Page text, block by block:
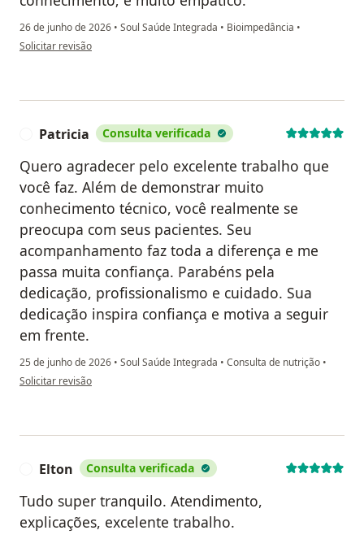
26 de junho de 2026 • Soul Saúde Integrada • Bioimpedância •
na opinião do utilizador Luiz Plácido
Solicitar revisão
Patricia Consulta verificada
Quero agradecer pelo excelente trabalho que
você faz. Além de demonstrar muito
conhecimento técnico, você realmente se
preocupa com seus pacientes. Seu
acompanhamento faz toda a diferença e me
passa muita confiança. Parabéns pela
dedicação, profissionalismo e cuidado. Sua
dedicação inspira confiança e motiva a seguir
em frente.
25 de junho de 2026 • Soul Saúde Integrada • Consulta de nutrição •
na opinião do utilizador Patricia
Solicitar revisão
Elton Consulta verificada
Tudo super tranquilo. Atendimento,
explicações, excelente trabalho.